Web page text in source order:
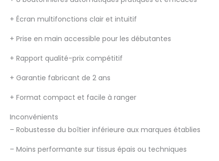
+ Écran multifonctions clair et intuitif
+ Prise en main accessible pour les débutantes
+ Rapport qualité-prix compétitif
+ Garantie fabricant de 2 ans
+ Format compact et facile à ranger
Inconvénients
– Robustesse du boîtier inférieure aux marques établies
– Moins performante sur tissus épais ou techniques